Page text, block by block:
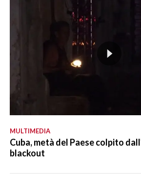
MULTIMEDIA
Cuba, metà del Paese colpito
blackout